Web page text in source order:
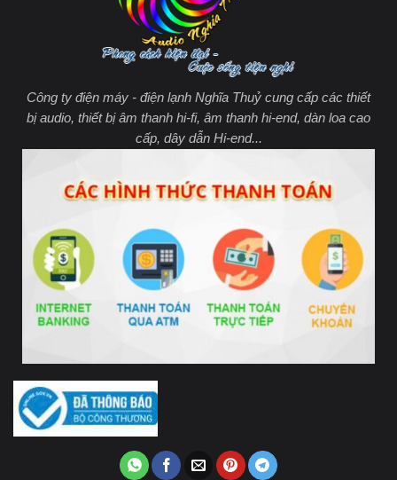
Công ty điện máy - điện lạnh Nghĩa Thuỷ cung cấp các thiết
bị audio, thiết bị âm thanh hi-fi, âm thanh hi-end, dàn loa cao
cấp, dây dẫn Hi-end...